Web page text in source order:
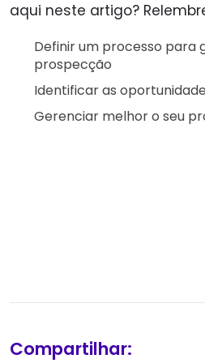
aqui neste artigo?
Definir um processo para
prospecção
Identificar as
Gerenciar melhor o seu
Compartilhar: